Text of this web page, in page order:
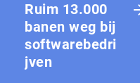
Ruim 13.000
banen weg bij
softwarebedri
jven